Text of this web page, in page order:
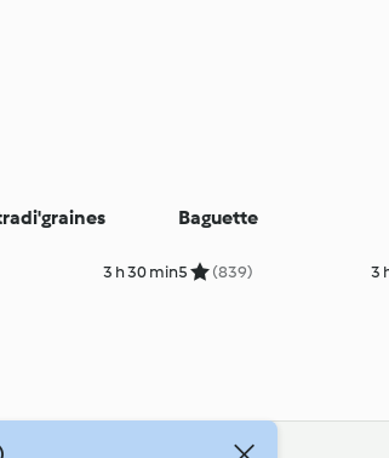
3 h 30 min
Baguette
5 (839) 3